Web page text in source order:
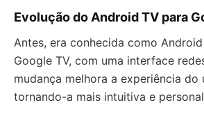
Evolução do Android TV para
Antes, era conhecida como
Google TV, com uma interface
mudança melhora a experiência do
tornando-a mais intuitiva e